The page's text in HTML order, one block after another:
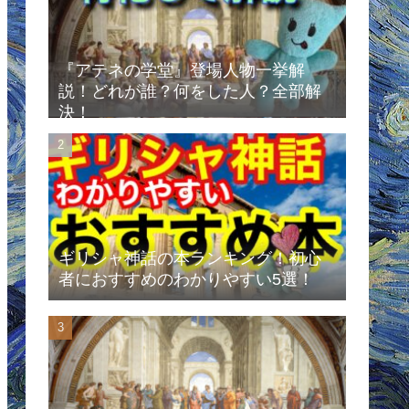
『アテネの学堂』登場人物一挙解
説！どれが誰？何をした人？全部解
決！
ギリシャ神話の本ランキング！初心
者におすすめのわかりやすい5選！